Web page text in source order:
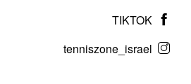
TIKTOK
tenniszone_israel